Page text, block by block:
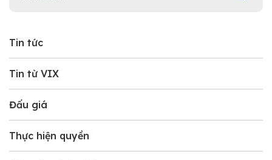
Tin tức
Tin từ VIX
Đấu giá
Thực hiện quyền